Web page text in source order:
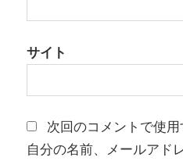
サイト
次回のコメントで使
自分の名前、メールアド